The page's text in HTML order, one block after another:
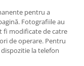
pentru a
Fotografiile au
fi modificate de catre
de operare. Pentru
la telefon